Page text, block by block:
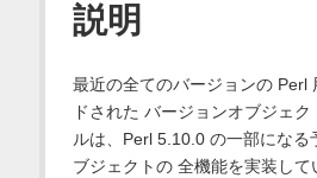
説明
最近の全てのバージョンの Perl
ドされた バージョンオブジェ
ルは、Perl 5.10.0 の一部になる
ブジェクトの 全機能を実装して